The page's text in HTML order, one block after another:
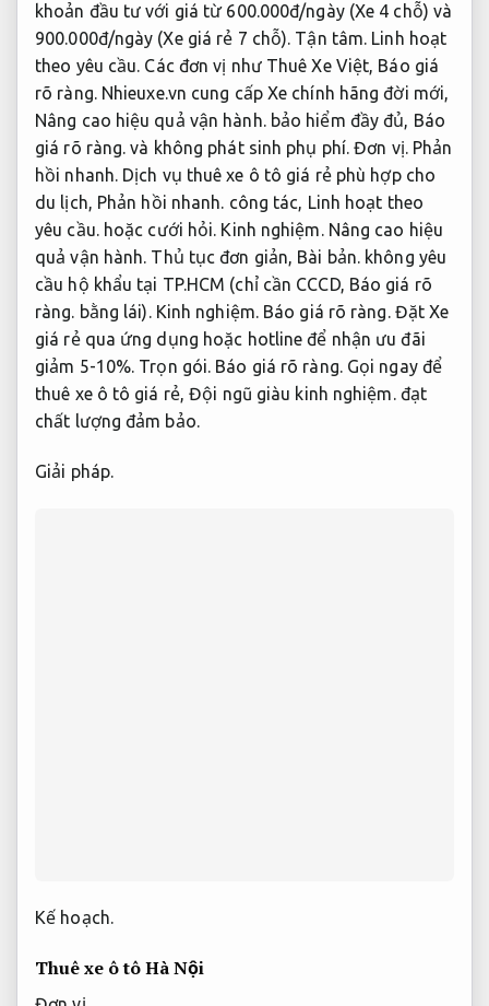
khoản đầu tư với giá từ 600.000đ/ngày (Xe 4 chỗ) và
900.000đ/ngày (Xe giá rẻ 7 chỗ). Tận tâm. Linh hoạt
theo yêu cầu. Các đơn vị như Thuê Xe Việt, Báo giá
rõ ràng.Nhieuxe.vn cung cấp Xe chính hãng đời mới,
Nâng cao hiệu quả vận hành.bảo hiểm đầy đủ, Báo
giá rõ ràng. và không phát sinh phụ phí.Đơn vị. Phản
hồi nhanh. Dịch vụ thuê xe ô tô giá rẻ phù hợp cho
du lịch, Phản hồi nhanh. công tác, Linh hoạt theo
yêu cầu.hoặc cưới hỏi. Kinh nghiệm. Nâng cao hiệu
quả vận hành. Thủ tục đơn giản, Bài bản. không yêu
cầu hộ khẩu tại TP.HCM (chỉ cần CCCD, Báo giá rõ
ràng. bằng lái). Kinh nghiệm. Báo giá rõ ràng.Đặt Xe
giá rẻ qua ứng dụng hoặc hotline để nhận ưu đãi
giảm 5-10%. Trọn gói. Báo giá rõ ràng.Gọi ngay để
thuê xe ô tô giá rẻ,Đội ngũ giàu kinh nghiệm.đạt
chất lượng đảm bảo.
Giải pháp.
Kế hoạch.
Thuê xe ô tô Hà Nội